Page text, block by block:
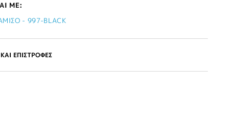
ΜΕ:
- 997-BLACK
ΕΠΙΣΤΡΟΦΕΣ